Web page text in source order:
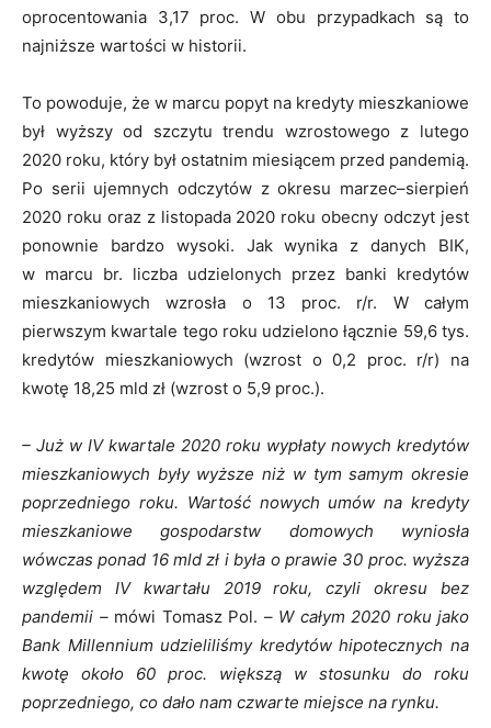
oprocentowania 3,17 proc. W obu przypadkach są to
najniższe wartości w historii.
To powoduje, że w marcu popyt na kredyty mieszkaniowe
był wyższy od szczytu trendu wzrostowego z lutego
2020 roku, który był ostatnim miesiącem przed pandemią.
Po serii ujemnych odczytów z okresu marzec–sierpień
2020 roku oraz z listopada 2020 roku obecny odczyt jest
ponownie bardzo wysoki. Jak wynika z danych BIK,
w marcu br. liczba udzielonych przez banki kredytów
mieszkaniowych wzrosła o 13 proc. r/r. W całym
pierwszym kwartale tego roku udzielono łącznie 59,6 tys.
kredytów mieszkaniowych (wzrost o 0,2 proc. r/r) na
kwotę 18,25 mld zł (wzrost o 5,9 proc.).
– Już w IV kwartale 2020 roku wypłaty nowych kredytów
mieszkaniowych były wyższe niż w tym samym okresie
poprzedniego roku. Wartość nowych umów na kredyty
mieszkaniowe gospodarstw domowych wyniosła
wówczas ponad 16 mld zł i była o prawie 30 proc. wyższa
względem IV kwartału 2019 roku, czyli okresu bez
pandemii –mówi Tomasz Pol. –W całym 2020 roku jako
Bank Millennium udzieliliśmy kredytów hipotecznych na
kwotę około 60 proc. większą w stosunku do roku
poprzedniego, co dało nam czwarte miejsce na rynku.